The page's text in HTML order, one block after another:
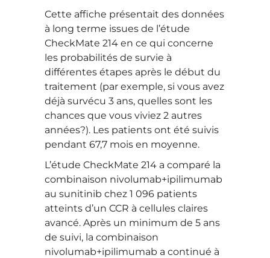
Cette affiche présentait des données
à long terme issues de l’étude
CheckMate 214 en ce qui concerne
les probabilités de survie à
différentes étapes après le début du
traitement (par exemple, si vous avez
déjà survécu 3 ans, quelles sont les
chances que vous viviez 2 autres
années?). Les patients ont été suivis
pendant 67,7 mois en moyenne.
L’étude CheckMate 214 a comparé la
combinaison nivolumab+ipilimumab
au sunitinib chez 1 096 patients
atteints d’un CCR à cellules claires
avancé. Après un minimum de 5 ans
de suivi, la combinaison
nivolumab+ipilimumab a continué à